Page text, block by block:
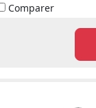
Comparer